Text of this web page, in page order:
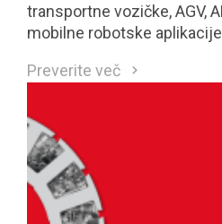
transportne vozičke, AGV,
mobilne robotske
Preverite več